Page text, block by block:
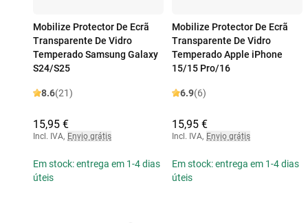
Mobilize Protector De Ecrã
Transparente De Vidro
Temperado Samsung Galaxy
S24/S25
8.6(21)
15,95 €
Incl. IVA, Envio grátis
Em stock: entrega em 1-4 dias
úteis
Mobilize Protector De Ecrã
Transparente De Vidro
Temperado Apple iPhone
15/15 Pro/16
6.9(6)
15,95 €
Incl. IVA, Envio grátis
Em stock: entrega em 1-4 dias
úteis